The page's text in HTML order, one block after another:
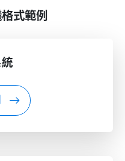
式範例